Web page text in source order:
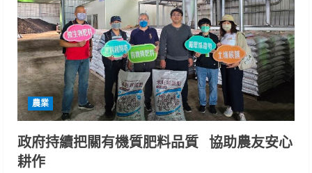
農業
政府持續把關有機質肥料品質 協助農友安心
耕作